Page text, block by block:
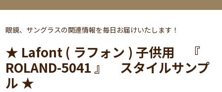
眼鏡、サングラスの関連情報を毎日お届けいたします！
★ Lafont ( ラフォン ) 子供用 『
ROLAND-5041 』 スタイルサンプ
ル ★